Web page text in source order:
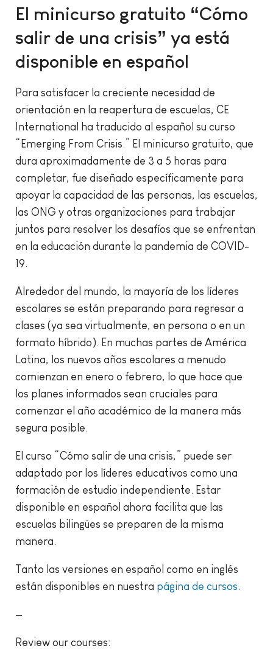
El minicurso gratuito “Cómo
salir de una crisis” ya está
disponible en español
Para satisfacer la creciente necesidad de
orientación en la reapertura de escuelas, CE
International ha traducido al español su curso
“Emerging From Crisis.” El minicurso gratuito, que
dura aproximadamente de 3 a 5 horas para
completar, fue diseñado específicamente para
apoyar la capacidad de las personas, las escuelas,
las ONG y otras organizaciones para trabajar
juntos para resolver los desafíos que se enfrentan
en la educación durante la pandemia de COVID-
19.
Alrededor del mundo, la mayoría de los líderes
escolares se están preparando para regresar a
clases (ya sea virtualmente, en persona o en un
formato híbrido). En muchas partes de América
Latina, los nuevos años escolares a menudo
comienzan en enero o febrero, lo que hace que
los planes informados sean cruciales para
comenzar el año académico de la manera más
segura posible.
El curso “Cómo salir de una crisis,” puede ser
adaptado por los líderes educativos como una
formación de estudio independiente. Estar
disponible en español ahora facilita que las
escuelas bilingües se preparen de la misma
manera.
Tanto las versiones en español como en inglés
están disponibles en nuestra página de cursos.
—
Review our courses: